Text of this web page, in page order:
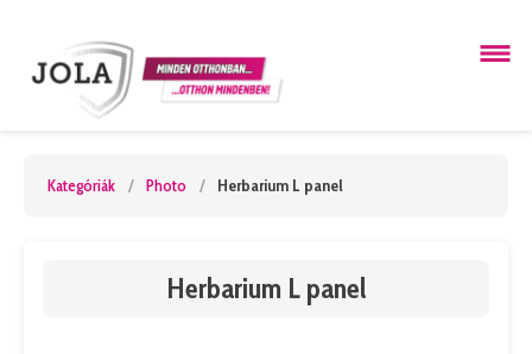
Kategóriák / Photo / Herbarium L panel
Herbarium L panel